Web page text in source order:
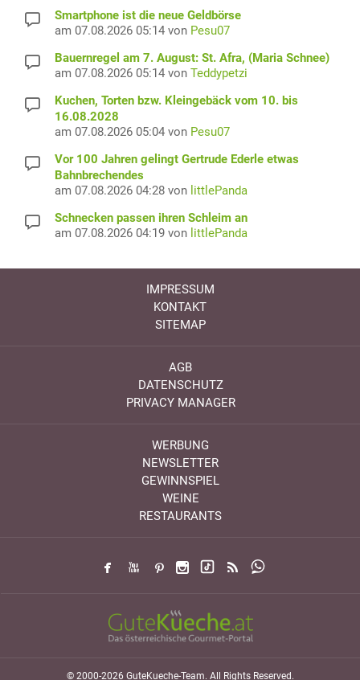
Smartphone ist die neue Geldbörse
am 07.08.2026 05:14 von Pesu07
Bauernregel am 7. August: St. Afra, (Maria Schnee)
am 07.08.2026 05:14 von Teddypetzi
Kuchen, Torten bzw. Kleingebäck vom 10. bis
16.08.2028
am 07.08.2026 05:04 von Pesu07
Vor 100 Jahren gelingt Gertrude Ederle etwas
Bahnbrechendes
am 07.08.2026 04:28 von littlePanda
Schnecken passen ihren Schleim an
am 07.08.2026 04:19 von littlePanda
IMPRESSUM
KONTAKT
SITEMAP
AGB
DATENSCHUTZ
PRIVACY MANAGER
WERBUNG
NEWSLETTER
GEWINNSPIEL
WEINE
RESTAURANTS
© 2000-2026 GuteKueche-Team. All Rights Reserved.